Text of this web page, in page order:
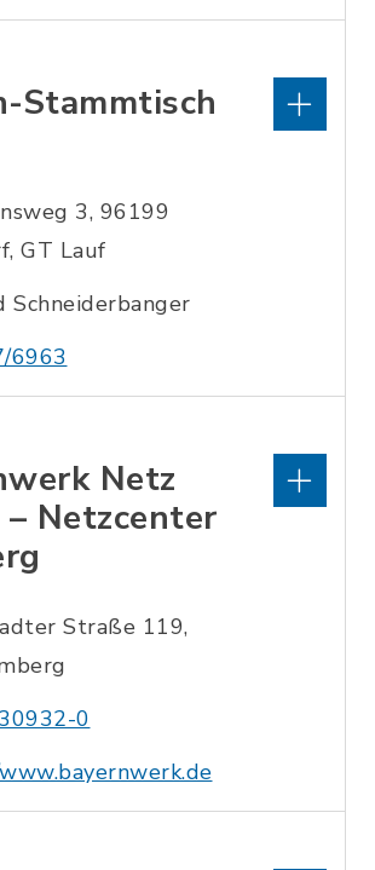
Stammtisch
3, 96199
GT Lauf
Schneiderbanger
6963
Netz
– Netzcenter
Straße 119,
0